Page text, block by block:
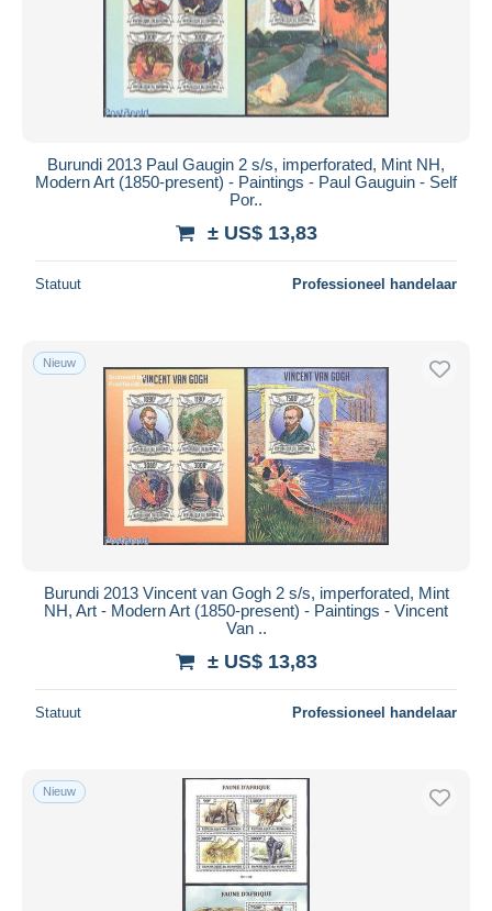
Burundi 2013 Paul Gaugin 2 s/s, imperforated, Mint NH,
Modern Art (1850-present) - Paintings - Paul Gauguin - Self
Por..
± US$ 13,83
Statuut Professioneel handelaar
Nieuw
Burundi 2013 Vincent van Gogh 2 s/s, imperforated, Mint
NH, Art - Modern Art (1850-present) - Paintings - Vincent
Van ..
± US$ 13,83
Statuut Professioneel handelaar
Nieuw